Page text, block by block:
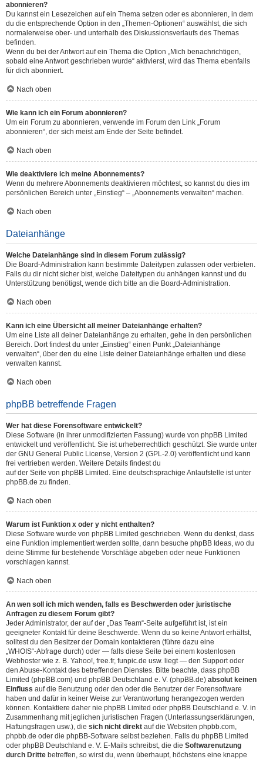
abonnieren?
Du kannst ein Lesezeichen auf ein Thema setzen oder es abonnieren, in dem
du die entsprechende Option in den „Themen-Optionen“ auswählst, die sich
normalerweise ober- und unterhalb des Diskussionsverlaufs des Themas
befinden.
Wenn du bei der Antwort auf ein Thema die Option „Mich benachrichtigen,
sobald eine Antwort geschrieben wurde“ aktivierst, wird das Thema ebenfalls
für dich abonniert.
Nach oben
Wie kann ich ein Forum abonnieren?
Um ein Forum zu abonnieren, verwende im Forum den Link „Forum
abonnieren“, der sich meist am Ende der Seite befindet.
Nach oben
Wie deaktiviere ich meine Abonnements?
Wenn du mehrere Abonnements deaktivieren möchtest, so kannst du dies im
persönlichen Bereich unter „Einstieg“ – „Abonnements verwalten“ machen.
Nach oben
Dateianhänge
Welche Dateianhänge sind in diesem Forum zulässig?
Die Board-Administration kann bestimmte Dateitypen zulassen oder verbieten.
Falls du dir nicht sicher bist, welche Dateitypen du anhängen kannst und du
Unterstützung benötigst, wende dich bitte an die Board-Administration.
Nach oben
Kann ich eine Übersicht all meiner Dateianhänge erhalten?
Um eine Liste all deiner Dateianhänge zu erhalten, gehe in den persönlichen
Bereich. Dort findest du unter „Einstieg“ einen Punkt „Dateianhänge
verwalten“, über den du eine Liste deiner Dateianhänge erhalten und diese
verwalten kannst.
Nach oben
phpBB betreffende Fragen
Wer hat diese Forensoftware entwickelt?
Diese Software (in ihrer unmodifizierten Fassung) wurde von phpBB Limited
entwickelt und veröffentlicht. Sie ist urheberrechtlich geschützt. Sie wurde unter
der GNU General Public License, Version 2 (GPL-2.0) veröffentlicht und kann
frei vertrieben werden. Weitere Details findest du
auf der Seite von phpBB Limited . Eine deutschsprachige Anlaufstelle ist unter
phpBB.de zu finden.
Nach oben
Warum ist Funktion x oder y nicht enthalten?
Diese Software wurde von phpBB Limited geschrieben. Wenn du denkst, dass
eine Funktion implementiert werden sollte, dann besuche phpBB Ideas, wo du
deine Stimme für bestehende Vorschläge abgeben oder neue Funktionen
vorschlagen kannst.
Nach oben
An wen soll ich mich wenden, falls es Beschwerden oder juristische
Anfragen zu diesem Forum gibt?
Jeder Administrator, der auf der „Das Team“-Seite aufgeführt ist, ist ein
geeigneter Kontakt für deine Beschwerde. Wenn du so keine Antwort erhältst,
solltest du den Besitzer der Domain kontaktieren (führe dazu eine
„WHOIS“-Abfrage durch) oder — falls diese Seite bei einem kostenlosen
Webhoster wie z. B. Yahoo!, free.fr, funpic.de usw. liegt — den Support oder
den Abuse-Kontakt des betreffenden Dienstes. Bitte beachte, dass phpBB
Limited (phpBB.com) und phpBB Deutschland e. V. (phpBB.de) absolut keinen
Einfluss auf die Benutzung oder den oder die Benutzer der Forensoftware
haben und dafür in keiner Weise zur Verantwortung herangezogen werden
können. Kontaktiere daher nie phpBB Limited oder phpBB Deutschland e. V. in
Zusammenhang mit jeglichen juristischen Fragen (Unterlassungserklärungen,
Haftungsfragen usw.), die sich nicht direkt auf die Websiten phpbb.com,
phpbb.de oder die phpBB-Software selbst beziehen. Falls du phpBB Limited
oder phpBB Deutschland e. V. E-Mails schreibst, die die Softwarenutzung
durch Dritte betreffen, so wirst du, wenn überhaupt, höchstens eine knappe